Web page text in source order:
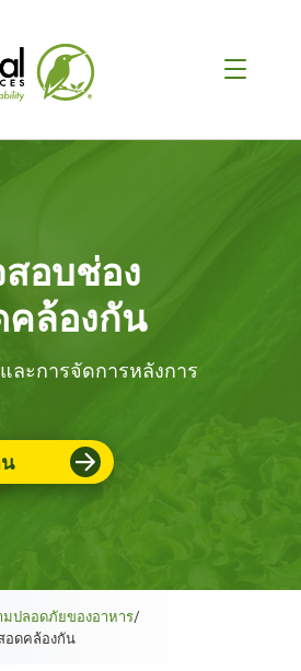
อบช่อง
คล้องกัน
ละการจัดการหลังการ
มปลอดภัยของอาหาร/
อดคล้องกัน